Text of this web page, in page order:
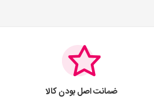
ضمانت اصل بودن کالا